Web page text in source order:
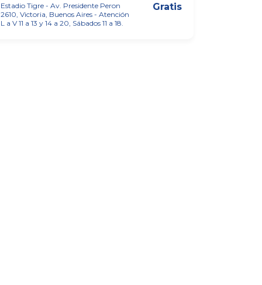
Estadio Tigre - Av. Presidente Peron
2610, Victoria, Buenos Aires - Atención
L a V 11 a 13 y 14 a 20, Sábados 11 a 18.
Gratis